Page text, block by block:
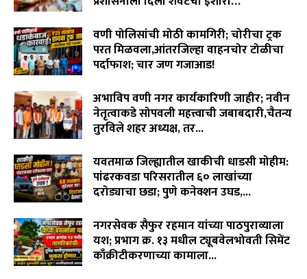
वणी पोलिसांची मोठी कामगिरी; चोरीचा ट्रक
परत मिळवला,आंतरजिल्हा वाहनचोर टोळीचा
पर्दाफाश; चार जण गजाआड!
अभाविप वणी नगर कार्यकारिणी जाहीर; नवीन
नेतृत्वाकडे सोपवली महत्त्वाची जबाबदारी,चैतन्य
तुरविले शहर अध्यक्ष, तर...
यवतमाळ जिल्ह्यातील खाकीची धाडसी मोहीम:
पांढरकवडा परिसरातील ६० लाखांच्या
दरोड्याचा छडा; पुणे कनेक्शन उघड,...
नगरसेवक सैफुर रहमान यांच्या पाठपुराव्याला
यश; प्रभाग क्र. १३ मधील ट्यूबवेलभोवती सिमेंट
काँक्रीटीकरणाच्या कामाला...